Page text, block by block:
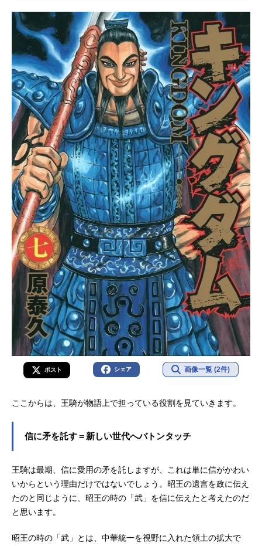
ポスト シェア 画像一覧 (2件)
ここからは、王騎が物語上で担っている役割を見ていきます。
信に矛を託す＝新しい世代へバトンタッチ
王騎は最期、信に愛用の矛を託しますが、これは単に信がかわい
いからという理由だけではないでしょう。昭王の遺言を政に伝え
たのと同じように、昭王の時の「武」を信に伝えたと考えたのだ
と思います。
昭王の時の「武」とは、中華統一を視野に入れた領土の拡大で